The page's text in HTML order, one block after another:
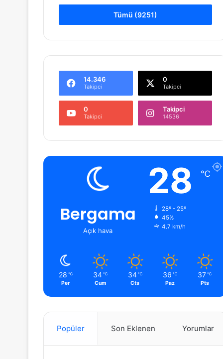
Tümü (9251)
14.346
Takipci
0
Takipci
0
Takipci
Takipci
14536
Bergama
Açık hava
28 ℃
28º - 25º
45%
4.7 km/h
28 ℃
Per
34 ℃
Cum
34 ℃
Cts
36 ℃
Paz
37 ℃
Pts
Popüler Son Eklenen Yorumlar